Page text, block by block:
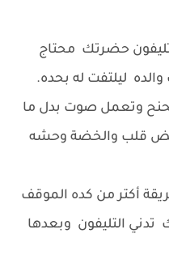
حضرتك محتاج
ليلتفت له بحده.
وتعمل صوت بدل ما
قلب والخضة وحشه
أكتر من كده الموقف
التليفون وبعدها